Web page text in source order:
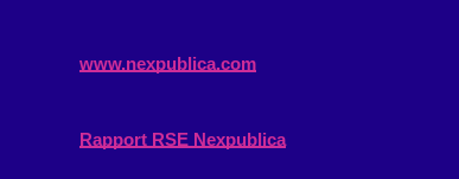
www.nexpublica.com
Rapport RSE Nexpublica